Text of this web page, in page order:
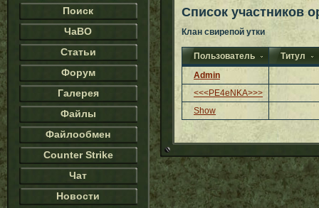
Поиск
ЧаВО
Статьи
Форум
Галерея
Файлы
Файлообмен
Counter Strike
Чат
Новости
Список участников
Клан свирепой утки
Пользователь
Титул
Admin
<<<PE4eNKA>>>
Show